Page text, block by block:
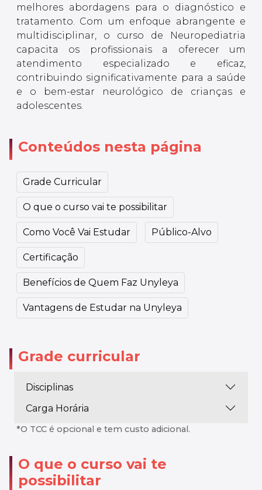
melhores abordagens para o diagnóstico e
tratamento. Com um enfoque abrangente e
multidisciplinar, o curso de Neuropediatria
capacita os profissionais a oferecer um
atendimento especializado e eficaz,
contribuindo significativamente para a saúde
e o bem-estar neurológico de crianças e
adolescentes.
Conteúdos nesta página
Grade Curricular
O que o curso vai te possibilitar
Como Você Vai Estudar Público-Alvo
Certificação
Benefícios de Quem Faz Unyleya
Vantagens de Estudar na Unyleya
Grade curricular
Disciplinas
Carga Horária
*O TCC é opcional e tem custo adicional.
O que o curso vai te
possibilitar